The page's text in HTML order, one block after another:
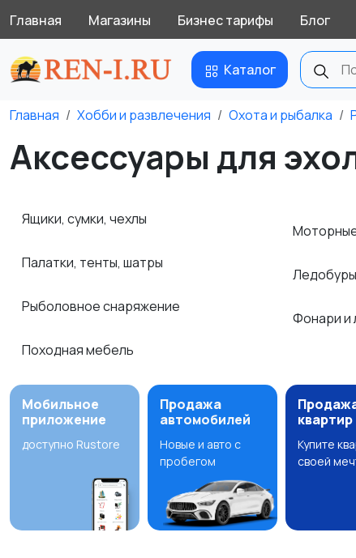
Главная Магазины Бизнес тарифы Блог
Каталог
Главная Хобби и развлечения Охота и рыбалка
Аксессуары для
Ящики, сумки, чехлы
Палатки, тенты, шатры
Рыболовное снаряжение
Походная мебель
Фонари и
Мобильное
приложение
доступно Rustore
Продажа
автомобилей
Новые и авто с
пробегом
квартир
Купите
своей